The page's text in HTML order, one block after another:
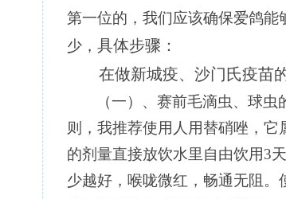
第一位的，我们应该确保爱鸽
少， 具体步骤：
在做新城疫、沙门氏疫苗
（一）、赛前毛滴虫、球
则，我推荐使用人用替硝唑，
的剂量直接放饮水里自由饮用3
少越好，喉咙微红，畅通无阻